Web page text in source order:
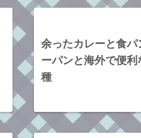
余ったカレーと食パ
ーパンと海外で便
種